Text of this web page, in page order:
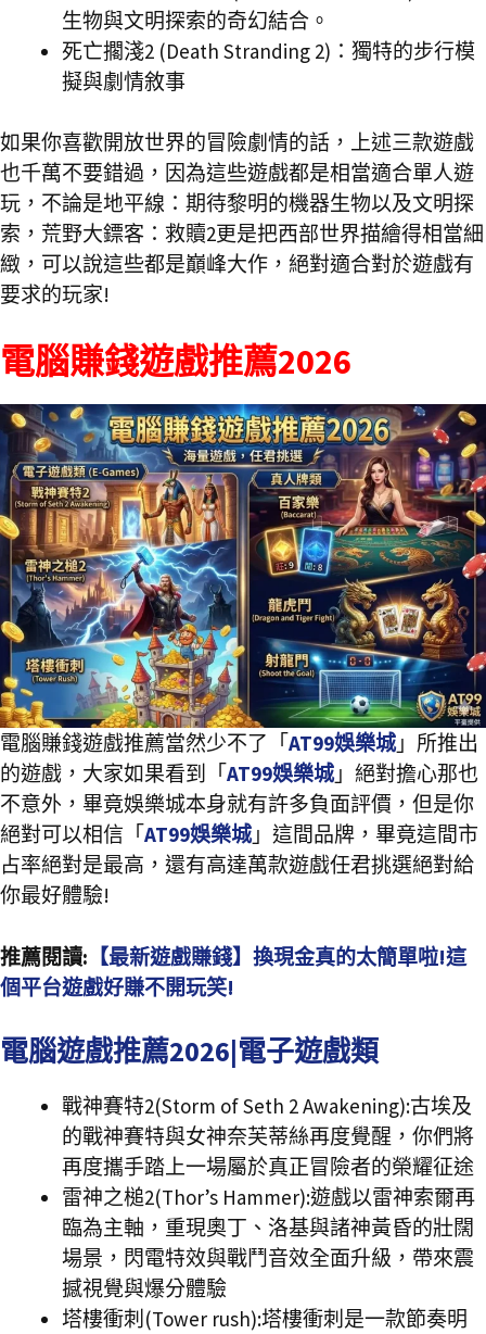
生物與文明探索的奇幻結合。
死亡擱淺2 (Death Stranding 2)：獨特的步行模
擬與劇情敘事
如果你喜歡開放世界的冒險劇情的話，上述三款遊戲
也千萬不要錯過，因為這些遊戲都是相當適合單人遊
玩，不論是地平線：期待黎明的機器生物以及文明探
索，荒野大鏢客：救贖2更是把西部世界描繪得相當細
緻，可以說這些都是巔峰大作，絕對適合對於遊戲有
要求的玩家!
電腦賺錢遊戲推薦2026
電腦賺錢遊戲推薦當然少不了「AT99娛樂城」所推出
的遊戲，大家如果看到「AT99娛樂城」絕對擔心那也
不意外，畢竟娛樂城本身就有許多負面評價，但是你
絕對可以相信「AT99娛樂城」這間品牌，畢竟這間市
占率絕對是最高，還有高達萬款遊戲任君挑選絕對給
你最好體驗!
推薦閱讀: 【最新遊戲賺錢】換現金真的太簡單啦!這
個平台遊戲好賺不開玩笑!
電腦遊戲推薦2026|電子遊戲類
戰神賽特2(Storm of Seth 2 Awakening):古埃及
的戰神賽特與女神奈芙蒂絲再度覺醒，你們將
再度攜手踏上一場屬於真正冒險者的榮耀征途
雷神之槌2(Thor’s Hammer):遊戲以雷神索爾再
臨為主軸，重現奧丁、洛基與諸神黃昏的壯闊
場景，閃電特效與戰鬥音效全面升級，帶來震
撼視覺與爆分體驗
塔樓衝刺(Tower rush):塔樓衝刺是一款節奏明